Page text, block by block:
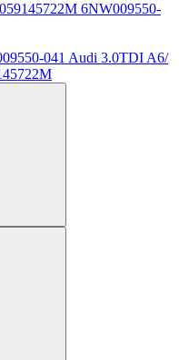
041 Audi 3.0TDI A6/